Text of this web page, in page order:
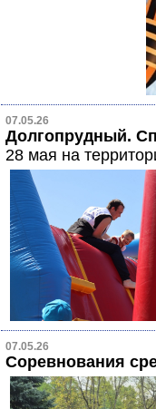
07.05.26
Долгопрудный.
28 мая на
07.05.26
Соревнования